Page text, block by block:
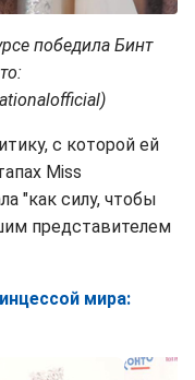
победила Бинт
с которой ей
Miss
"как силу, чтобы
представителем
мира: